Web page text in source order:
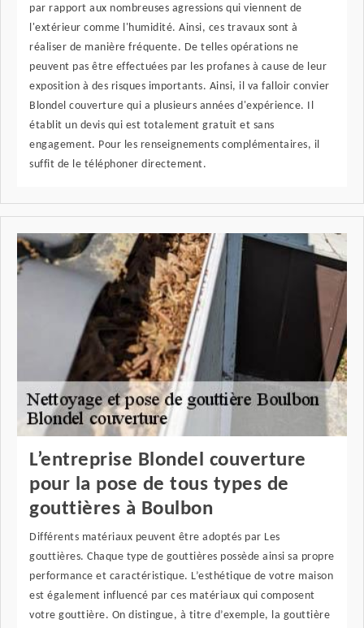
par rapport aux nombreuses agressions qui viennent de
l'extérieur comme l'humidité. Ainsi, ces travaux sont à
réaliser de manière fréquente. De telles opérations ne
peuvent pas être effectuées par les profanes à cause de leur
exposition à des risques importants. Ainsi, il va falloir convier
Blondel couverture qui a plusieurs années d'expérience. Il
établit un devis qui est totalement gratuit et sans
engagement. Pour les renseignements complémentaires, il
suffit de le téléphoner directement.
L’entreprise Blondel couverture
pour la pose de tous types de
gouttières à Boulbon
Différents matériaux peuvent être adoptés par Les
gouttières. Chaque type de gouttières possède ainsi sa propre
performance et caractéristique. L’esthétique de votre maison
est également influencé par ces matériaux qui composent
votre gouttière. On distingue, à titre d’exemple, la gouttière